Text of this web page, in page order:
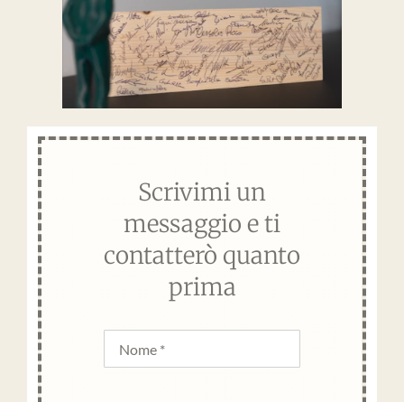
Scrivimi un
messaggio e ti
contatterò quanto
prima